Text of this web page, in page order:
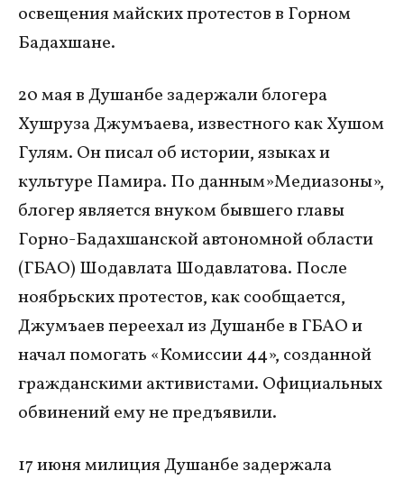
освещения майских протестов в Горном
Бадахшане.
20 мая в Душанбе задержали блогера
Хушруза Джумъаева, известного как Хушом
Гулям. Он писал об истории, языках и
культуре Памира. По данным»Медиазоны»,
блогер является внуком бывшего главы
Горно-Бадахшанской автономной области
(ГБАО) Шодавлата Шодавлатова. После
ноябрьских протестов, как сообщается,
Джумъаев переехал из Душанбе в ГБАО и
начал помогать «Комиссии 44», созданной
гражданскими активистами. Официальных
обвинений ему не предъявили.
17 июня милиция Душанбе задержала